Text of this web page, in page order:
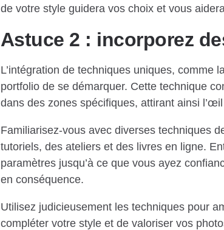
de votre style guidera vos choix et vous
Astuce 2 : incorporez
L’intégration de techniques uniques, comme
portfolio de se démarquer. Cette technique
dans des zones spécifiques, attirant ainsi
Familiarisez-vous avec diverses techniques
tutoriels, des ateliers et des livres en ligne.
paramètres jusqu’à ce que vous ayez
en conséquence.
Utilisez judicieusement les techniques pour
compléter votre style et de valoriser vos